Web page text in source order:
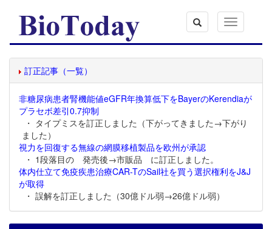
Toggle
navigation
訂正記事（一覧）
非糖尿病患者腎機能値eGFR年換算低下をBayerのKerendiaが
プラセボ差引0.7抑制
・ タイプミスを訂正しました（下がってきました→下がり
ました）
視力を回復する無線の網膜移植製品を欧州が承認
・ 1段落目の 発売後→市販品 に訂正しました。
体内仕立て免疫疾患治療CAR-TのSail社を買う選択権利をJ&J
が取得
・ 誤解を訂正しました（30億ドル弱→26億ドル弱）